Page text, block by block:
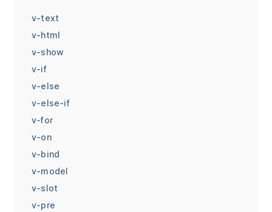
v-text
v-html
v-show
v-if
v-else
v-else-if
v-for
v-on
v-bind
v-model
v-slot
v-pre